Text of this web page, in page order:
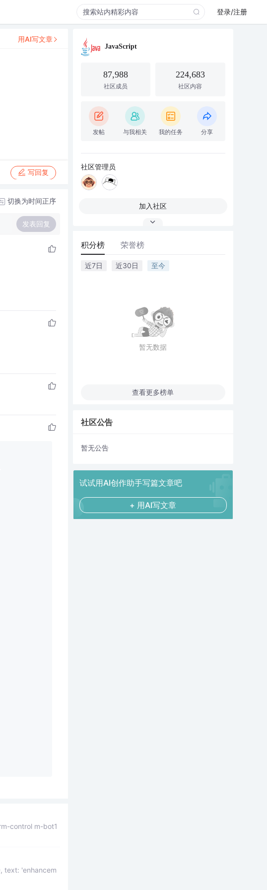
登录/注册
写回复
用AI写文章
切换为时间正序
发表回复
JavaScript
87,988
社区成员
224,683
社区内容
发帖 与我相关 我的任务 分享
社区管理员
加入社区
积分榜 荣誉榜
近7日 近30日 至今
暂无数据
查看更多榜单
社区公告
暂无公告
试试用AI创作助手写篇文章吧
+ 用AI写文章